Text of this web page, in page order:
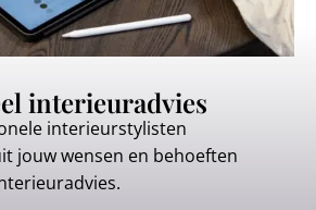
interieuradvies
interieurstylisten
jouw wensen en behoeften